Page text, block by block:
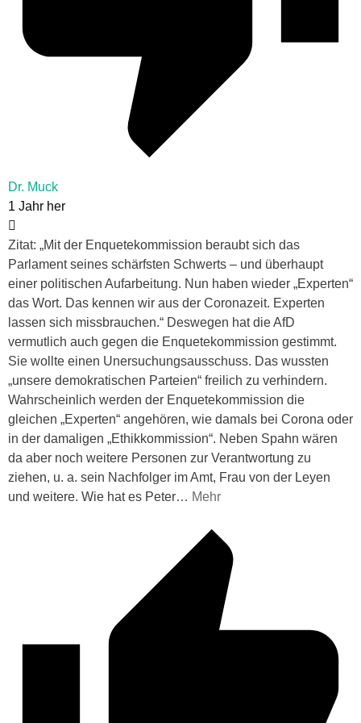
Dr. Muck
1 Jahr her
Zitat: „Mit der Enquetekommission beraubt sich das
Parlament seines schärfsten Schwerts – und überhaupt
einer politischen Aufarbeitung. Nun haben wieder „Experten“
das Wort. Das kennen wir aus der Coronazeit. Experten
lassen sich missbrauchen.“ Deswegen hat die AfD
vermutlich auch gegen die Enquetekommission gestimmt.
Sie wollte einen Unersuchungsausschuss. Das wussten
„unsere demokratischen Parteien“ freilich zu verhindern.
Wahrscheinlich werden der Enquetekommission die
gleichen „Experten“ angehören, wie damals bei Corona oder
in der damaligen „Ethikkommission“. Neben Spahn wären
da aber noch weitere Personen zur Verantwortung zu
ziehen, u. a. sein Nachfolger im Amt, Frau von der Leyen
und weitere. Wie hat es Peter… Mehr